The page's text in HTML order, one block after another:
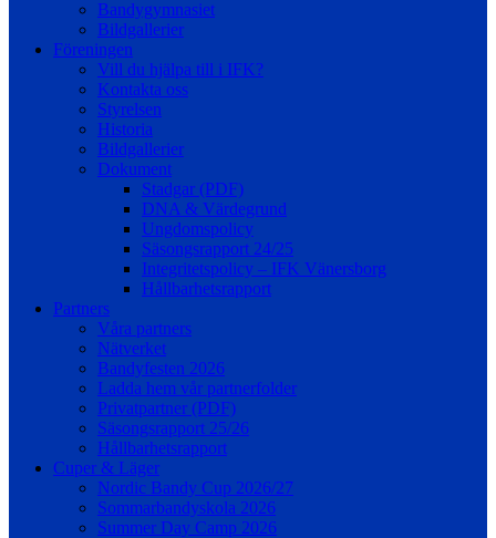
Bandygymnasiet
Bildgallerier
Föreningen
Vill du hjälpa till i IFK?
Kontakta oss
Styrelsen
Historia
Bildgallerier
Dokument
Stadgar (PDF)
DNA & Värdegrund
Ungdomspolicy
Säsongsrapport 24/25
Integritetspolicy – IFK Vänersborg
Hållbarhetsrapport
Partners
Våra partners
Nätverket
Bandyfesten 2026
Ladda hem vår partnerfolder
Privatpartner (PDF)
Säsongsrapport 25/26
Hållbarhetsrapport
Cuper & Läger
Nordic Bandy Cup 2026/27
Sommarbandyskola 2026
Summer Day Camp 2026